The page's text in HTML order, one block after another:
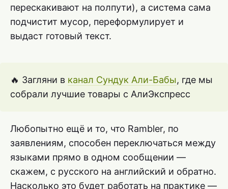
перескакивают на полпути), а система сама
подчистит мусор, переформулирует и
выдаст готовый текст.
🔥 Загляни в канал Сундук Али-Бабы, где мы
собрали лучшие товары с АлиЭкспресс
Любопытно ещё и то, что Rambler, по
заявлениям, способен переключаться между
языками прямо в одном сообщении —
скажем, с русского на английский и обратно.
Насколько это будет работать на практике —